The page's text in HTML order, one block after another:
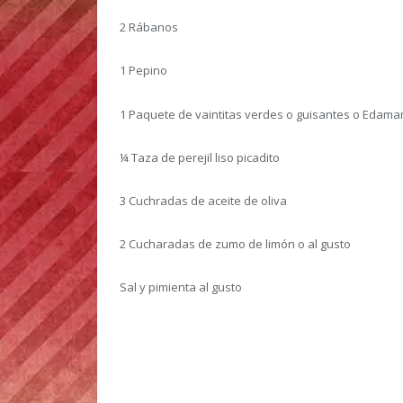
2 Rábanos
1 Pepino
1 Paquete de vaintitas verdes o guisantes o
¼ Taza de perejil liso picadito
3 Cuchradas de aceite de oliva
2 Cucharadas de zumo de limón o al gusto
Sal y pimienta al gusto